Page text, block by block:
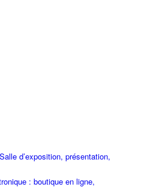
d’exposition, présentation,
: boutique en ligne,